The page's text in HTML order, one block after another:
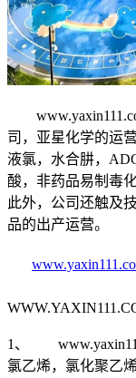
司，亚星化学的运
液氯，水合肼，
酸，非药品易制毒
此外，公司还触及
品的出产运营。
1、
氯乙烯，氯化聚乙